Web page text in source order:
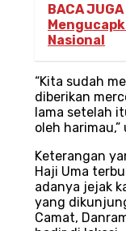
BACA JUGA
Nasional
“Kita sudah
diberikan
lama setelah
oleh
Keterangan
Haji Uma
adanya jejak
yang
Camat,